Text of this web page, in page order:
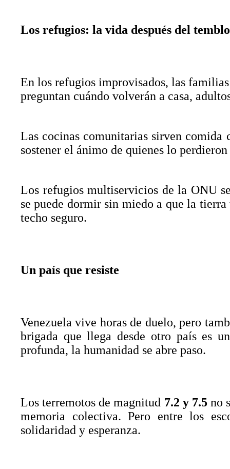
Los refugios: la vida después del
En los refugios improvisados, las
preguntan cuándo volverán a casa,
Las cocinas comunitarias sirven
sostener el ánimo de quienes lo
Los refugios multiservicios de la ONU
se puede dormir sin miedo a que la
techo seguro.
Un país que resiste
Venezuela vive horas de duelo, pero
brigada que llega desde otro país es
profunda, la humanidad se abre paso.
Los terremotos de magnitud 7.2 y 7.5no
memoria colectiva. Pero entre los
solidaridad y esperanza.